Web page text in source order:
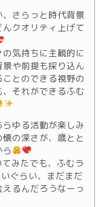
、さらっと時代背景
クオリティ上げて
気持ちに主観的に
や前提も採り込ん
とのできる視野の
それができるふむ
ゆる活動が楽しみ
の深さが、歳とと
みたでも、ふむラ
ぐらい、まだまだ
るんだろうなーっ